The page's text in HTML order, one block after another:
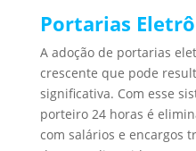
Portarias
A adoção de portarias
crescente que pode
significativa. Com esse
porteiro 24 horas é
com salários e encargos